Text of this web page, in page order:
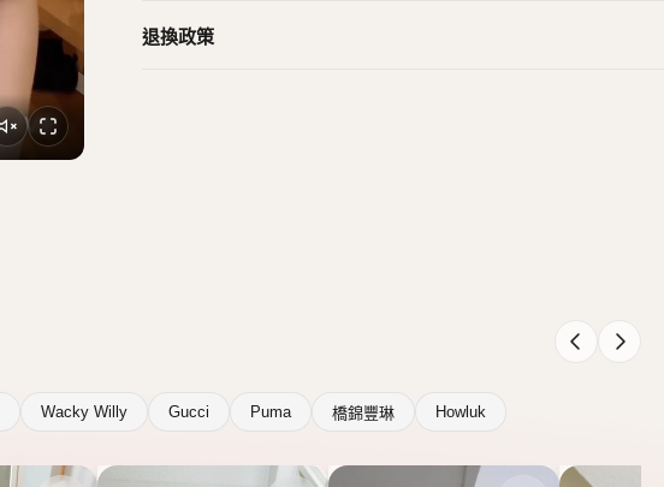
退換政策
Wacky Willy Gucci Puma 橋錦豐琳 Howluk